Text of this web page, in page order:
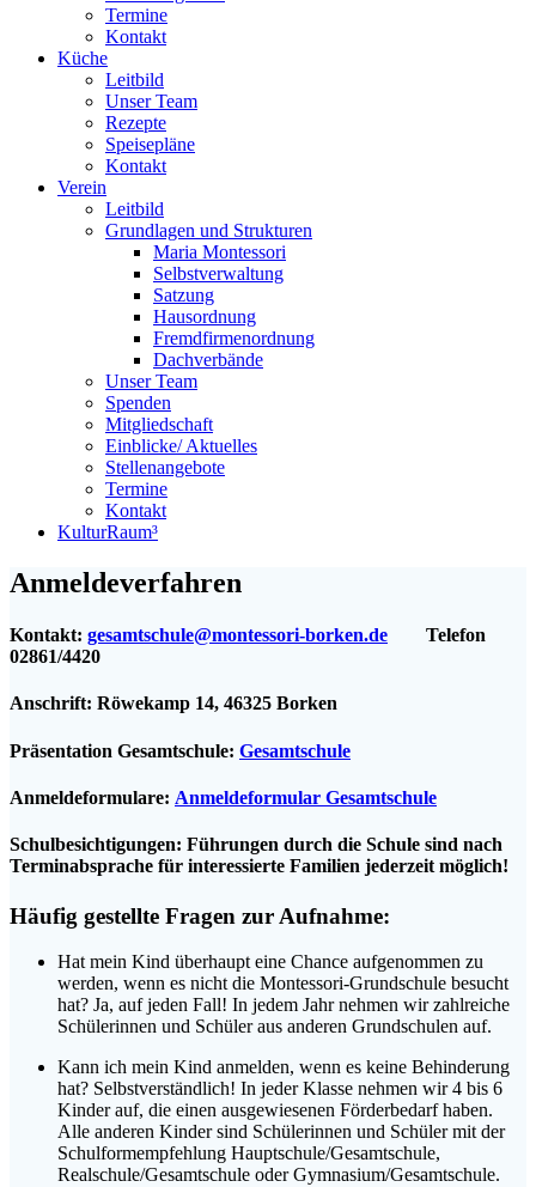
Termine
Kontakt
Küche
Leitbild
Unser Team
Rezepte
Speisepläne
Kontakt
Verein
Leitbild
Grundlagen und Strukturen
Maria Montessori
Selbstverwaltung
Satzung
Hausordnung
Fremdfirmenordnung
Dachverbände
Unser Team
Spenden
Mitgliedschaft
Einblicke/ Aktuelles
Stellenangebote
Termine
Kontakt
KulturRaum³
Anmeldeverfahren
Kontakt: gesamtschule@montessori-borken.de Telefon
02861/4420
Anschrift: Röwekamp 14, 46325 Borken
Präsentation Gesamtschule: Gesamtschule
Anmeldeformulare: Anmeldeformular Gesamtschule
Schulbesichtigungen: Führungen durch die Schule sind nach
Terminabsprache für interessierte Familien jederzeit möglich!
Häufig gestellte Fragen zur Aufnahme:
Hat mein Kind überhaupt eine Chance aufgenommen zu
werden, wenn es nicht die Montessori-Grundschule besucht
hat? Ja, auf jeden Fall! In jedem Jahr nehmen wir zahlreiche
Schülerinnen und Schüler aus anderen Grundschulen auf.
Kann ich mein Kind anmelden, wenn es keine Behinderung
hat? Selbstverständlich! In jeder Klasse nehmen wir 4 bis 6
Kinder auf, die einen ausgewiesenen Förderbedarf haben.
Alle anderen Kinder sind Schülerinnen und Schüler mit der
Schulformempfehlung Hauptschule/Gesamtschule,
Realschule/Gesamtschule oder Gymnasium/Gesamtschule.